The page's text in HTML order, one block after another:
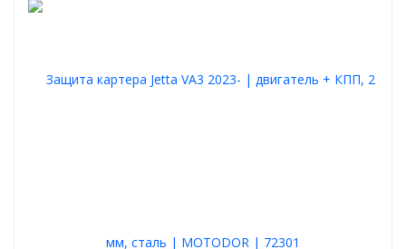
удобной доставкой по всей России. Это надёжное решение для